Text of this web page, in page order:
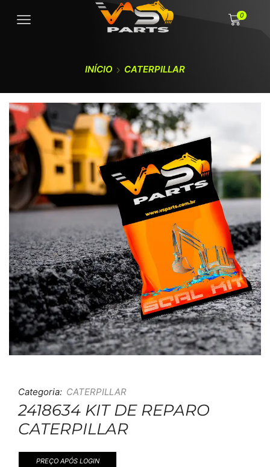
0
INÍCIO CATERPILLAR
Categoria: CATERPILLAR
2418634 KIT DE REPARO
CATERPILLAR
PREÇO APÓS LOGIN